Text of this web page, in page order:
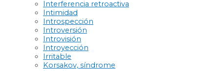
Interferencia retroactiva
Intimidad
Introspección
Introversión
Introvisión
Introyección
Irritable
Korsakov, síndrome